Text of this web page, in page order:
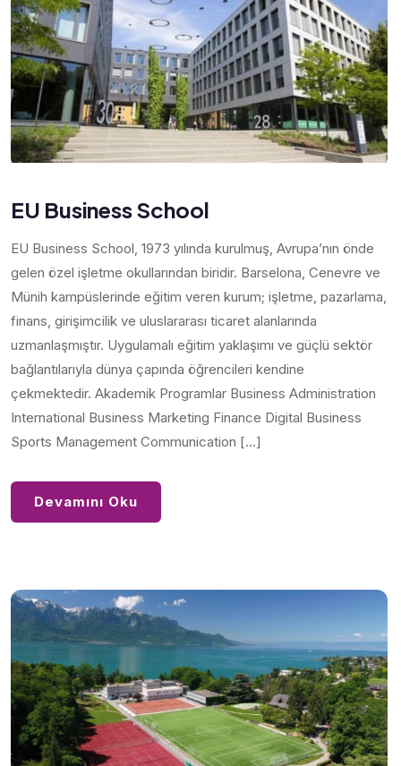
EU Business School
EU Business School, 1973 yılında kurulmuş, Avrupa’nın önde
gelen özel işletme okullarından biridir. Barselona, Cenevre ve
Münih kampüslerinde eğitim veren kurum; işletme, pazarlama,
finans, girişimcilik ve uluslararası ticaret alanlarında
uzmanlaşmıştır. Uygulamalı eğitim yaklaşımı ve güçlü sektör
bağlantılarıyla dünya çapında öğrencileri kendine
çekmektedir. Akademik Programlar Business Administration
International Business Marketing Finance Digital Business
Sports Management Communication […]
Devamını Oku